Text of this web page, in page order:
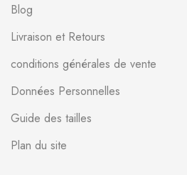
Blog
Livraison et Retours
conditions générales de vente
Données Personnelles
Guide des tailles
Plan du site